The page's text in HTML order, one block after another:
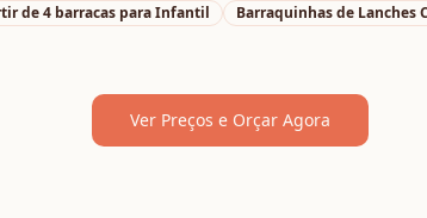
de 4 barracas paraInfantil Barraquinhas de Lanches
Ver Preços e Orçar Agora